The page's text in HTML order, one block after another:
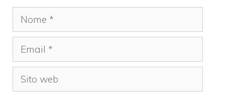
Nome
Email
Sito
web